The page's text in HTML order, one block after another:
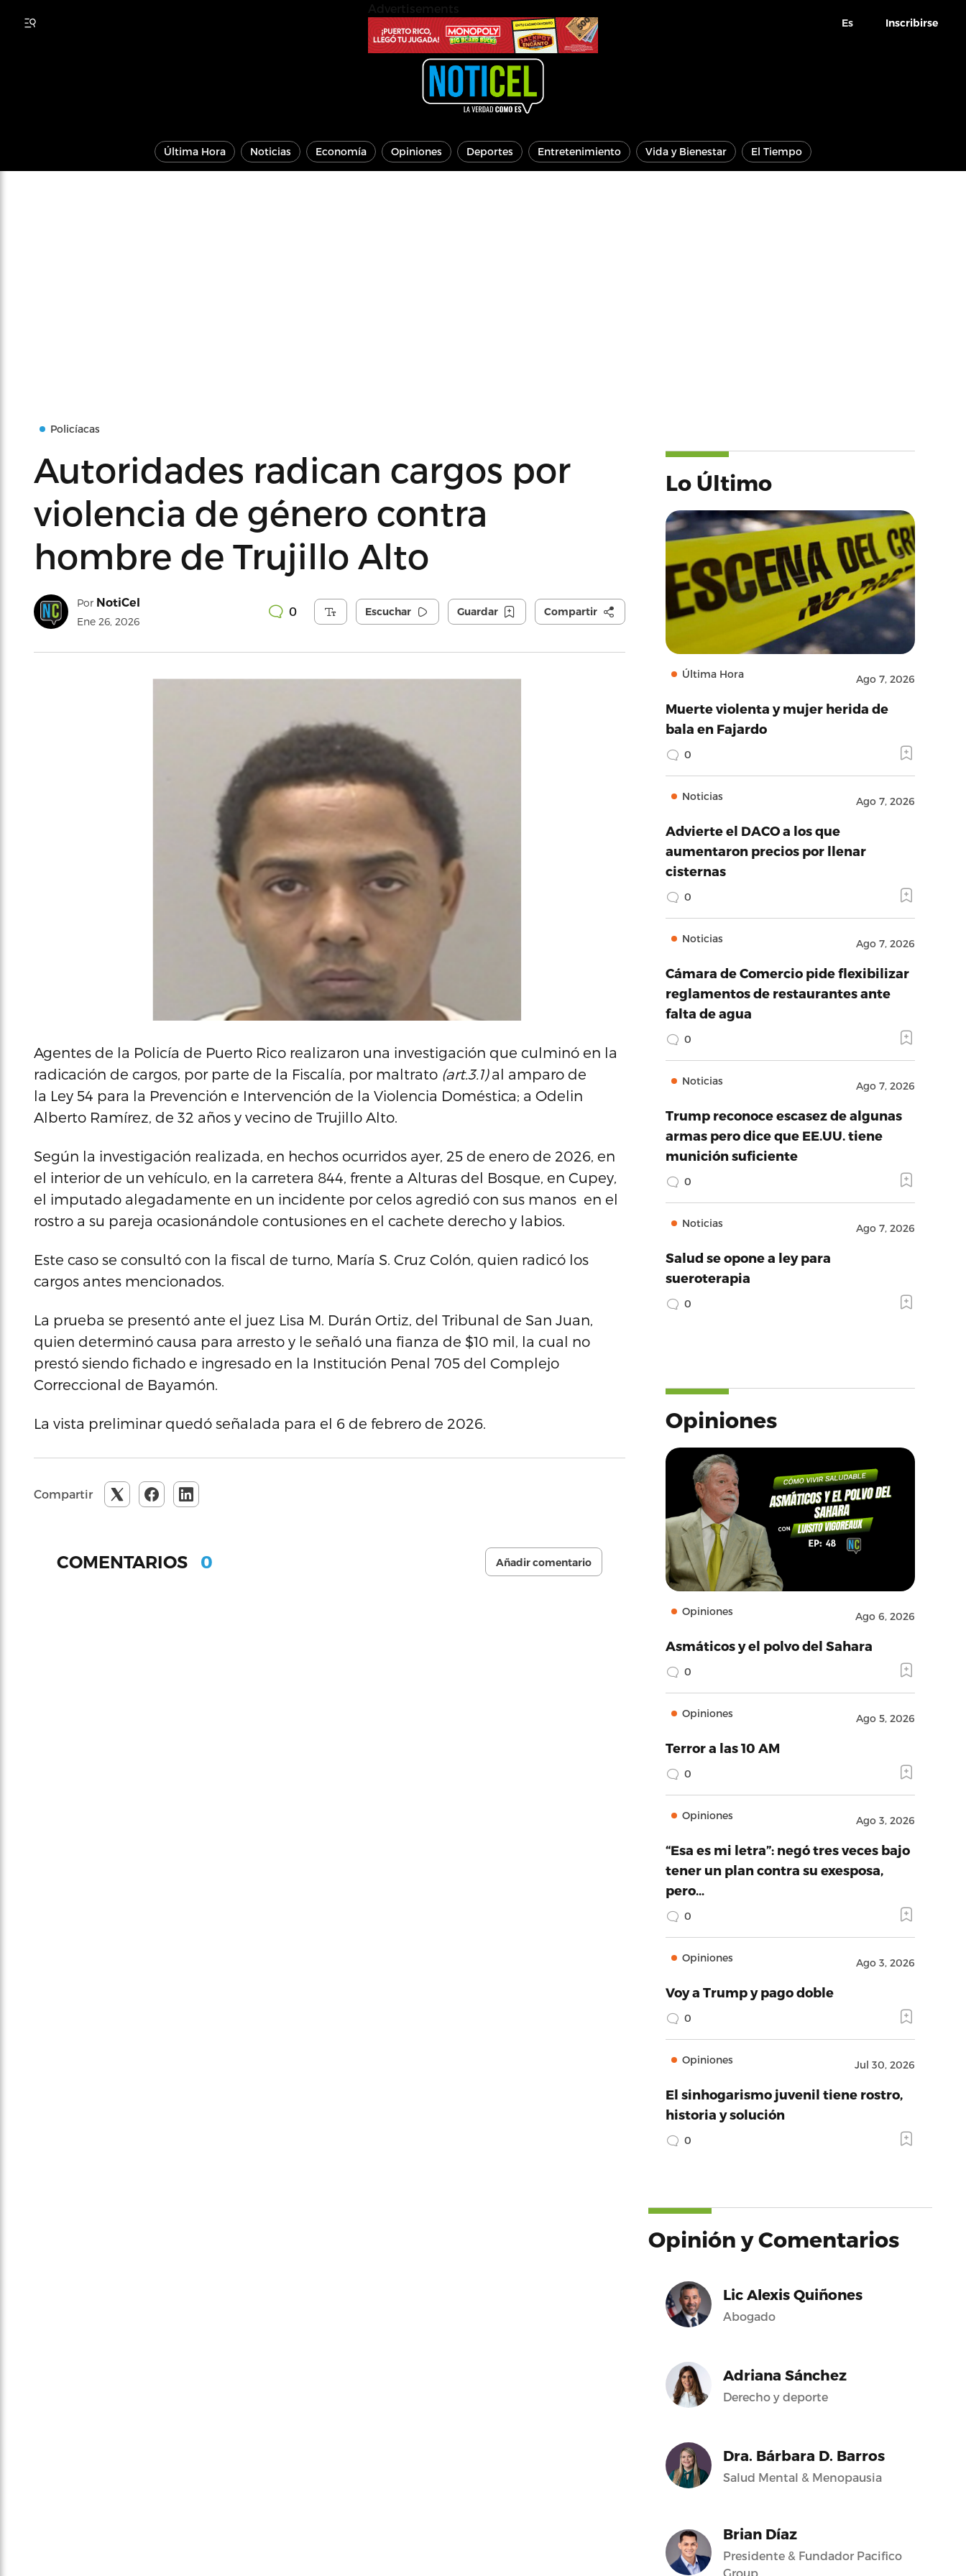
Es Inscribirse
Última Hora Noticias Economía Opiniones Deportes Entretenimiento Vida y Bienestar El Tiempo
Policíacas
Autoridades radican cargos por
violencia de género contra
hombre de Trujillo Alto
Por NotiCel
Ene 26, 2026
0 Escuchar Guardar Compartir
Agentes de la Policía de Puerto Rico realizaron una investigación que culminó en la
radicación de cargos, por parte de la Fiscalía, por maltrato (art.3.1)al amparo de
la Ley 54 para la Prevención e Intervención de la Violencia Doméstica; a Odelin
Alberto Ramírez, de 32 años y vecino de Trujillo Alto.
Según la investigación realizada, en hechos ocurridos ayer, 25 de enero de 2026, en
el interior de un vehículo, en la carretera 844, frente a Alturas del Bosque, en Cupey,
el imputado alegadamente en un incidente por celos agredió con sus manos en el
rostro a su pareja ocasionándole contusiones en el cachete derecho y labios.
Este caso se consultó con la fiscal de turno, María S. Cruz Colón, quien radicó los
cargos antes mencionados.
La prueba se presentó ante el juez Lisa M. Durán Ortiz, del Tribunal de San Juan,
quien determinó causa para arresto y le señaló una fianza de $10 mil, la cual no
prestó siendo fichado e ingresado en la Institución Penal 705 del Complejo
Correccional de Bayamón.
La vista preliminar quedó señalada para el 6 de febrero de 2026.
Compartir
COMENTARIOS 0 Añadir comentario
Lo Último
Última Hora Ago 7, 2026
Muerte violenta y mujer herida de
bala en Fajardo
0
Noticias Ago 7, 2026
Advierte el DACO a los que
aumentaron precios por llenar
cisternas
0
Noticias Ago 7, 2026
Cámara de Comercio pide flexibilizar
reglamentos de restaurantes ante
falta de agua
0
Noticias Ago 7, 2026
Trump reconoce escasez de algunas
armas pero dice que EE.UU. tiene
munición suficiente
0
Noticias Ago 7, 2026
Salud se opone a ley para
sueroterapia
0
Opiniones
Opiniones Ago 6, 2026
Asmáticos y el polvo del Sahara
0
Opiniones Ago 5, 2026
Terror a las 10 AM
0
Opiniones Ago 3, 2026
“Esa es mi letra”: negó tres veces bajo
tener un plan contra su exesposa,
pero…
0
Opiniones Ago 3, 2026
Voy a Trump y pago doble
0
Opiniones Jul 30, 2026
El sinhogarismo juvenil tiene rostro,
historia y solución
0
Opinión y Comentarios
Lic Alexis Quiñones
Abogado
Adriana Sánchez
Derecho y deporte
Dra. Bárbara D. Barros
Salud Mental & Menopausia
Brian Díaz
Presidente & Fundador Pacifico
Group